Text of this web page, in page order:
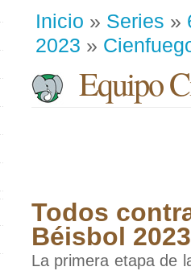
Inicio » Series »
2023 »
Equipo
Todos
Béisbol 2023
La primera etapa de